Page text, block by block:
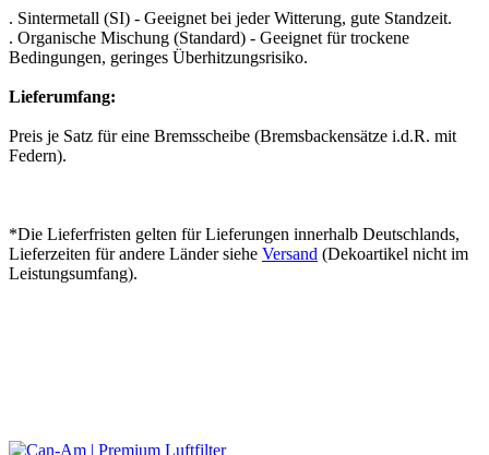
. Sintermetall (SI) - Geeignet bei jeder Witterung, gute Standzeit.
. Organische Mischung (Standard) - Geeignet für trockene
Bedingungen, geringes Überhitzungsrisiko.
Lieferumfang:
Preis je Satz für eine Bremsscheibe (Bremsbackensätze i.d.R. mit
Federn).
*Die Lieferfristen gelten für Lieferungen innerhalb Deutschlands,
Lieferzeiten für andere Länder siehe Versand (Dekoartikel nicht im
Leistungsumfang).